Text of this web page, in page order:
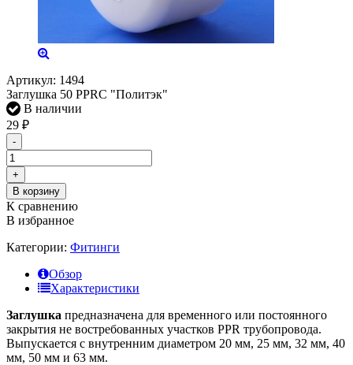
Артикул: 1494
Заглушка 50 PPRC "Политэк"
В наличии
29 ₽
-
+
В корзину
К сравнению
В избранное
Категории: Фитинги
Обзор
Характеристики
Заглушка предназначена для временного или постоянного
закрытия не востребованных участков PPR трубопровода.
Выпускается с внутренним диаметром 20 мм, 25 мм, 32 мм, 40
мм, 50 мм и 63 мм.